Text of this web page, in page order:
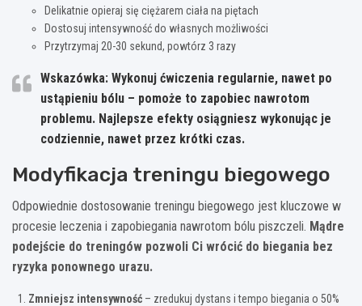
Delikatnie opieraj się ciężarem ciała na piętach
Dostosuj intensywność do własnych możliwości
Przytrzymaj 20-30 sekund, powtórz 3 razy
Wskazówka: Wykonuj ćwiczenia regularnie, nawet po
ustąpieniu bólu – pomoże to zapobiec nawrotom
problemu. Najlepsze efekty osiągniesz wykonując je
codziennie, nawet przez krótki czas.
Modyfikacja treningu biegowego
Odpowiednie dostosowanie treningu biegowego jest kluczowe w
procesie leczenia i zapobiegania nawrotom bólu piszczeli. Mądre
podejście do treningów pozwoli Ci wrócić do biegania bez
ryzyka ponownego urazu.
Zmniejsz intensywność – zredukuj dystans i tempo biegania o 50%